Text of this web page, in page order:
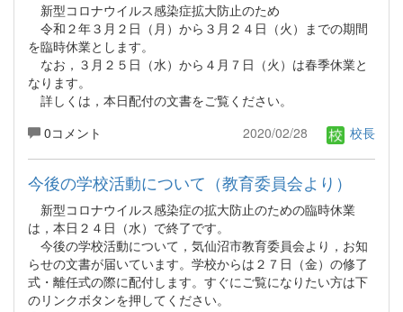
新型コロナウイルス感染症拡大防止のため
令和２年３月２日（月）から３月２４日（火）までの期間
を臨時休業とします。
なお，３月２５日（水）から４月７日（火）は春季休業と
なります。
詳しくは，本日配付の文書をご覧ください。
0コメント
2020/02/28 校長
今後の学校活動について（教育委員会より）
新型コロナウイルス感染症の拡大防止のための臨時休業
は，本日２４日（水）で終了です。
今後の学校活動について，気仙沼市教育委員会より，お知
らせの文書が届いています。学校からは２７日（金）の修了
式・離任式の際に配付します。すぐにご覧になりたい方は下
のリンクボタンを押してください。